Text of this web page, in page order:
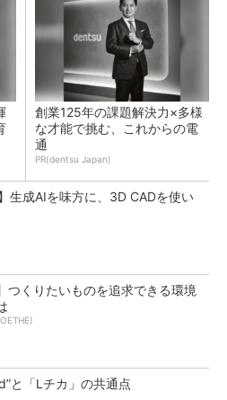
創業125年の課題解決力×多様
な才能で挑む、これからの電
通
PR(dentsu Japan)
生成AIを味方に、3D CADを使い
つくりたいものを追求できる環境
と「Lチカ」の共通点